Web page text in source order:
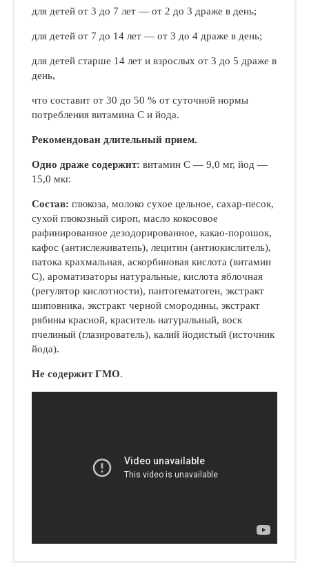
для детей от 3 до 7 лет — от 2 до 3 драже в день;
для детей от 7 до 14 лет — от 3 до 4 драже в день;
для детей старше 14 лет и взрослых от 3 до 5 драже в
день,
что составит от 30 до 50 % от суточной нормы
потребления витамина С и йода.
Рекомендован длительный прием.
Одно драже содержит: витамин С — 9,0 мг, йод —
15,0 мкг.
Состав: глюкоза, молоко сухое цельное, сахар-песок,
сухой глюкозный сироп, масло кокосовое
рафинированное дезодорированное, какао-порошок,
кафос (антислеживатепь), лецитин (антиокислитель),
патока крахмальная, аскорбиновая кислота (витамин
С), ароматизаторы натуральные, кислота яблочная
(регулятор кислотности), пантогематоген, экстракт
шиповника, экстракт черной смородины, экстракт
рябины красной, краситель натуральный, воск
пчелиный (глазирователь), калий йодистый (источник
йода).
Не содержит ГМО.